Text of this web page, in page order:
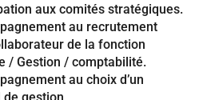
aux comités stratégiques.
au recrutement
de la fonction
/ Gestion / comptabilité.
au choix d’un